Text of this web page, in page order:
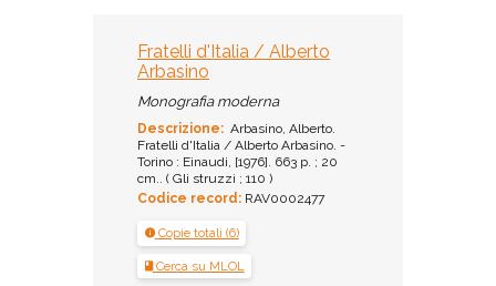
Fratelli d'Italia / Alberto
Arbasino
Monografia moderna
Descrizione: Arbasino, Alberto.
Fratelli d'Italia / Alberto Arbasino. -
Torino : Einaudi, [1976]. 663 p. ; 20
cm.. ( Gli struzzi ; 110 )
Codice record: RAV0002477
Copie totali (6)
Cerca su MLOL